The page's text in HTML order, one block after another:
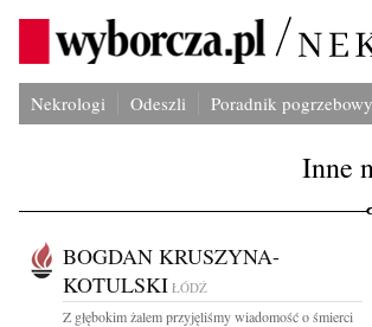
Nekrologi Odeszli Poradnik pogrzebowy
Inne
BOGDAN KRUSZYNA-
KOTULSKI ŁÓDŹ
Z głębokim żalem przyjęliśmy wiadomość o śmierci